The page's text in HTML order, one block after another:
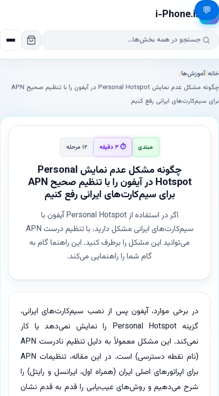
📱
i-Phone.ir
خانه/آموزش‌ها/
چگونه مشکل عدم نمایش Personal Hotspot در آیفون را با تنظیم صحیح APN
برای سیم‌کارت‌های ایرانی رفع کنیم
مبتدی ⏱ ۳ دقیقه ۱۲ مرحله
چگونه مشکل عدم نمایش Personal
Hotspot در آیفون را با تنظیم صحیح APN
برای سیم‌کارت‌های ایرانی رفع کنیم
اگر در استفاده از Personal Hotspot آیفون با
سیم‌کارت‌های ایرانی مشکل دارید، با تنظیم درست APN
می‌توانید این مشکل را برطرف کنید. این راهنما گام به
گام شما را راهنمایی می‌کند.
در برخی موارد، آیفون پس از نصب سیم‌کارت‌های ایرانی،
گزینه Personal Hotspot را نمایش نمی‌دهد یا کار
نمی‌کند. این مشکل معمولاً به دلیل تنظیم نادرست APN
(نام نقطه دسترسی) است. در این مقاله، تنظیمات APN
برای اپراتورهای اصلی ایران (همراه اول، ایرانسل و رایتل) را
شرح می‌دهیم و روش‌های عیب‌یابی را قدم به قدم نشان
💬